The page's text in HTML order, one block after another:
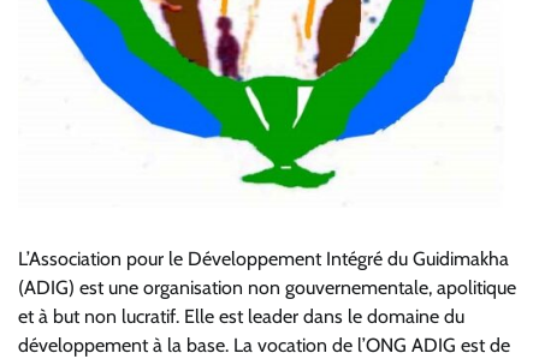
L’Association pour le Développement Intégré du Guidimakha
(ADIG) est une organisation non gouvernementale, apolitique
et à but non lucratif. Elle est leader dans le domaine du
développement à la base. La vocation de l’ONG ADIG est de